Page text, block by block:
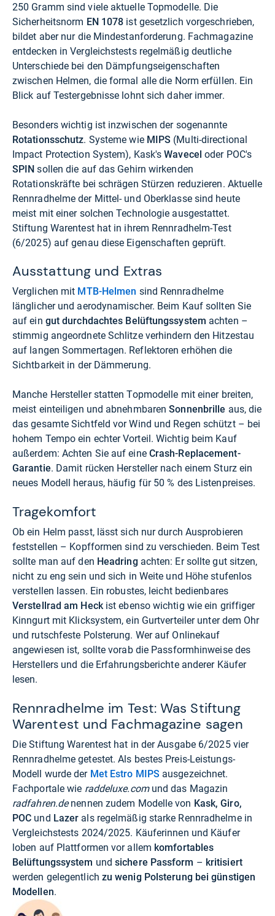
250 Gramm sind viele aktuelle Topmodelle. Die
Sicherheitsnorm EN 1078 ist gesetzlich vorgeschrieben,
bildet aber nur die Mindestanforderung. Fachmagazine
entdecken in Vergleichstests regelmäßig deutliche
Unterschiede bei den Dämpfungseigenschaften
zwischen Helmen, die formal alle die Norm erfüllen. Ein
Blick auf Testergebnisse lohnt sich daher immer.
Besonders wichtig ist inzwischen der sogenannte
Rotationsschutz. Systeme wie MIPS (Multi-directional
Impact Protection System), Kask'sWavecel oder POC's
SPIN sollen die auf das Gehirn wirkenden
Rotationskräfte bei schrägen Stürzen reduzieren. Aktuelle
Rennradhelme der Mittel- und Oberklasse sind heute
meist mit einer solchen Technologie ausgestattet.
Stiftung Warentest hat in ihrem Rennradhelm-Test
(6/2025) auf genau diese Eigenschaften geprüft.
Ausstattung und Extras
Verglichen mit MTB-Helmen sind Rennradhelme
länglicher und aerodynamischer. Beim Kauf sollten Sie
auf ein gut durchdachtes Belüftungssystem achten –
stimmig angeordnete Schlitze verhindern den Hitzestau
auf langen Sommertagen. Reflektoren erhöhen die
Sichtbarkeit in der Dämmerung.
Manche Hersteller statten Topmodelle mit einer breiten,
meist einteiligen und abnehmbarenSonnenbrille aus, die
das gesamte Sichtfeld vor Wind und Regen schützt – bei
hohem Tempo ein echter Vorteil. Wichtig beim Kauf
außerdem: Achten Sie auf eine Crash-Replacement-
Garantie. Damit rücken Hersteller nach einem Sturz ein
neues Modell heraus, häufig für 50 % des Listenpreises.
Tragekomfort
Ob ein Helm passt, lässt sich nur durch Ausprobieren
feststellen – Kopfformen sind zu verschieden. Beim Test
sollte man auf den Headring achten: Er sollte gut sitzen,
nicht zu eng sein und sich in Weite und Höhe stufenlos
verstellen lassen. Ein robustes, leicht bedienbares
Verstellrad am Heckist ebenso wichtig wie ein griffiger
Kinngurt mit Klicksystem, ein Gurtverteiler unter dem Ohr
und rutschfeste Polsterung. Wer auf Onlinekauf
angewiesen ist, sollte vorab die Passformhinweise des
Herstellers und die Erfahrungsberichte anderer Käufer
lesen.
Rennradhelme im Test: Was Stiftung
Warentest und Fachmagazine sagen
Die Stiftung Warentest hat in der Ausgabe 6/2025 vier
Rennradhelme getestet. Als bestes Preis-Leistungs-
Modell wurde der Met Estro MIPS ausgezeichnet.
Fachportale wie raddeluxe.comund das Magazin
radfahren.denennen zudem Modelle von Kask, Giro,
POC und Lazer als regelmäßig starke Rennradhelme in
Vergleichstests 2024/2025. Käuferinnen und Käufer
loben auf Plattformen vor allem komfortables
Belüftungssystem undsichere Passform – kritisiert
werden gelegentlich zu wenig Polsterung bei günstigen
Modellen.